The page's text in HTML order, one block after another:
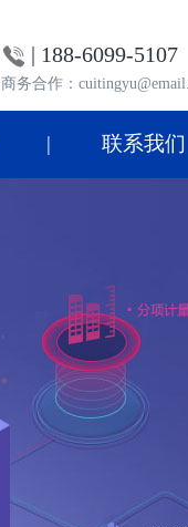
| 188-6099-5107
商务合作：
联系我们